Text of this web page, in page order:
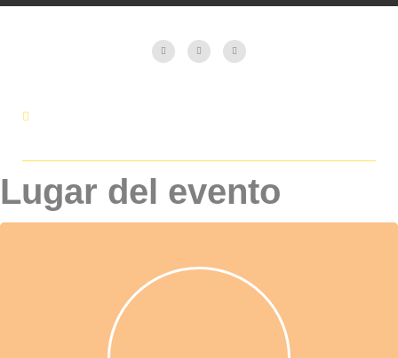
Lugar del evento